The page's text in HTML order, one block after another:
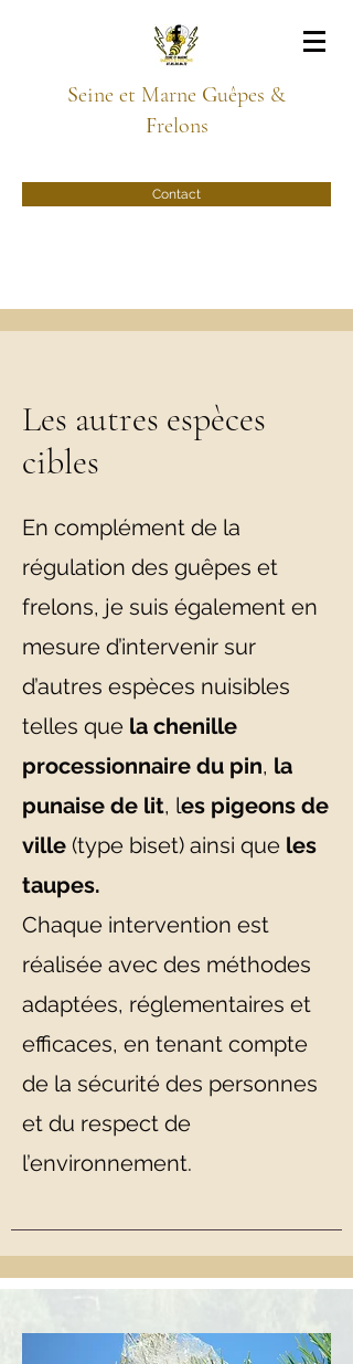
Seine et Marne Guêpes &
Frelons
Contact
Les autres espèces
cibles
En complément de la
régulation des guêpes et
frelons, je suis également en
mesure d’intervenir sur
d’autres espèces nuisibles
telles que la chenille
processionnaire du pin, la
punaise de lit, les pigeons de
ville (type biset) ainsi que les
taupes.
Chaque intervention est
réalisée avec des méthodes
adaptées, réglementaires et
efficaces, en tenant compte
de la sécurité des personnes
et du respect de
l’environnement.